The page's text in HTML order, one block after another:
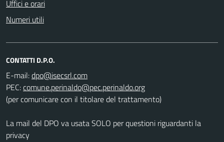
Uffici e orari
Numeri utili
CONTATTI D.P.O.
E-mail:
PEC:
(per comunicare con il titolare del trattamento)
La mail del DPO va usata SOLO per questioni riguardanti la
privacy